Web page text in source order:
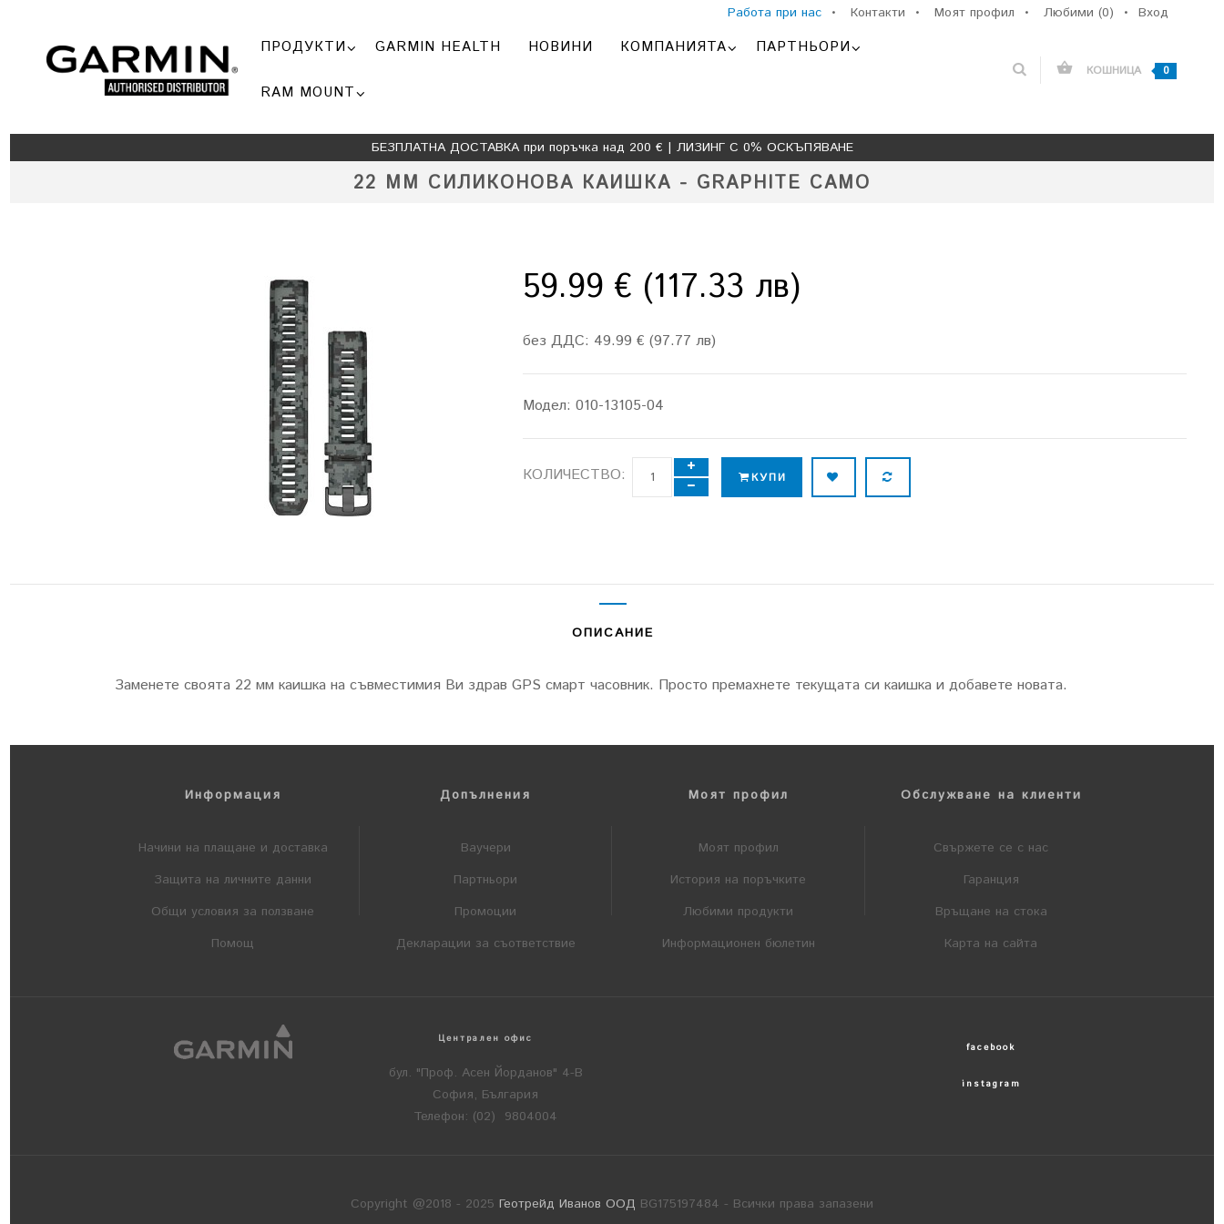
Вход
Работа при нас • Контакти • Моят профил • Любими (0) •
ПРОДУКТИ GARMIN HEALTH НОВИНИ КОМПАНИЯТА ПАРТНЬОРИ
RAM MOUNT
КОШНИЦА 0
БЕЗПЛАТНА ДОСТАВКА при поръчка над 200 € | ЛИЗИНГ С 0% ОСКЪПЯВАНЕ
22 ММ СИЛИКОНОВА КАИШКА - GRAPHITE CAMO
59.99 € (117.33 лв)
без ДДС: 49.99 € (97.77 лв)
Модел:010-13105-04
КОЛИЧЕСТВО: КУПИ
ОПИСАНИЕ
Заменете своята 22 мм каишка на съвместимия Ви здрав GPS смарт часовник. Просто премахнете текущата си каишка и добавете новата.
Информация
Начини на плащане и доставка
Защита на личните данни
Общи условия за ползване
Помощ
Допълнения
Ваучери
Партньори
Промоции
Декларации за съответствие
Моят профил
Моят профил
История на поръчките
Любими продукти
Информационен бюлетин
Обслужване на клиенти
Свържете се с нас
Гаранция
Връщане на стока
Карта на сайта
Централен офис
бул. "Проф. Асен Йорданов" 4-В
София, България
Телефон: (02) 9804004
facebook
instagram
Copyright @2018 - 2025 Геотрейд Иванов ООД BG175197484 - Всички права запазени